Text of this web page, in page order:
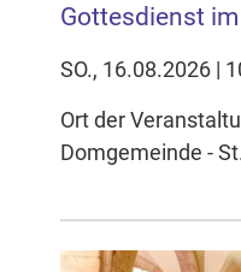
Gottesdienst
SO., 16.08.2026 |
Ort der
Domgemeinde -